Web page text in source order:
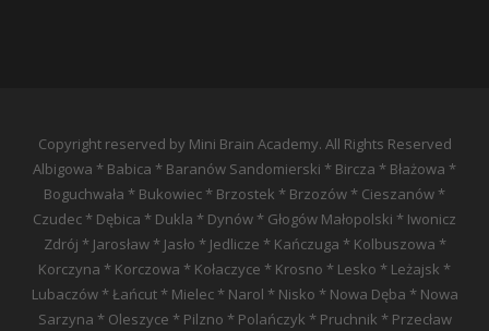
Copyright reserved by Mini Brain Academy. All Rights Reserved
Albigowa * Babica * Baranów Sandomierski * Bircza * Błażowa *
Boguchwała * Bukowiec * Brzostek * Brzozów * Cieszanów *
Czudec * Dębica * Dukla * Dynów * Głogów Małopolski * Iwonicz
Zdrój * Jarosław * Jasło * Jedlicze * Kańczuga * Kolbuszowa *
Korczyna * Korczowa * Kołaczyce * Krosno * Lesko * Leżajsk *
Lubaczów * Łańcut * Mielec * Narol * Nisko * Nowa Dęba * Nowa
Sarzyna * Oleszyce * Pilzno * Polańczyk * Pruchnik * Przecław